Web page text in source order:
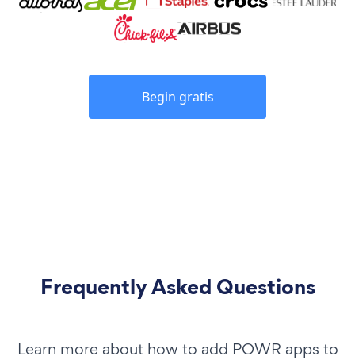
Begin gratis
Frequently Asked Questions
Learn more about how to add POWR apps to